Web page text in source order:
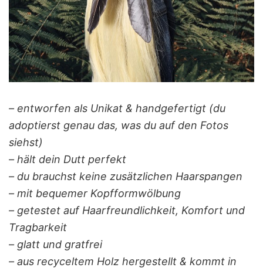
– entworfen als Unikat & handgefertigt (du
adoptierst genau das, was du auf den Fotos
siehst)
– hält dein Dutt perfekt
– du brauchst keine zusätzlichen Haarspangen
– mit bequemer Kopfformwölbung
– getestet auf Haarfreundlichkeit, Komfort und
Tragbarkeit
– glatt und gratfrei
– aus recyceltem Holz hergestellt & kommt in